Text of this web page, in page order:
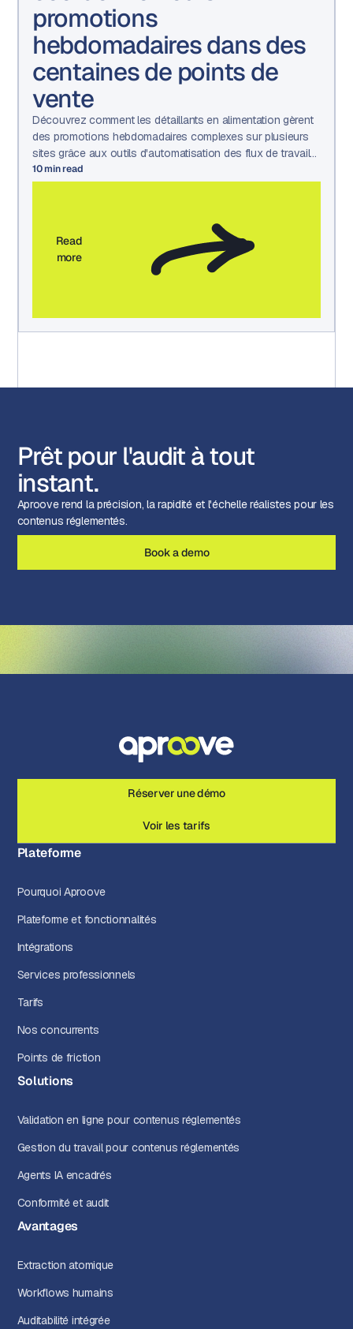
promotions
hebdomadaires dans des
centaines de points de
vente
Découvrez comment les détaillants en alimentation gèrent
des promotions hebdomadaires complexes sur plusieurs
sites grâce aux outils d'automatisation des flux de travail
marketing, de gestion des actifs et d'approbation
d'Aproove.
10min read
Read
more
Prêt pour l'audit à tout
instant.
Aproove rend la précision, la rapidité et l'échelle réalistes pour les
contenus réglementés.
Book a demo
Réserver une démo
Voir les tarifs
Plateforme
Pourquoi Aproove
Plateforme et fonctionnalités
Intégrations
Services professionnels
Tarifs
Nos concurrents
Points de friction
Solutions
Validation en ligne pour contenus réglementés
Gestion du travail pour contenus réglementés
Agents IA encadrés
Conformité et audit
Avantages
Extraction atomique
Workflows humains
Auditabilité intégrée